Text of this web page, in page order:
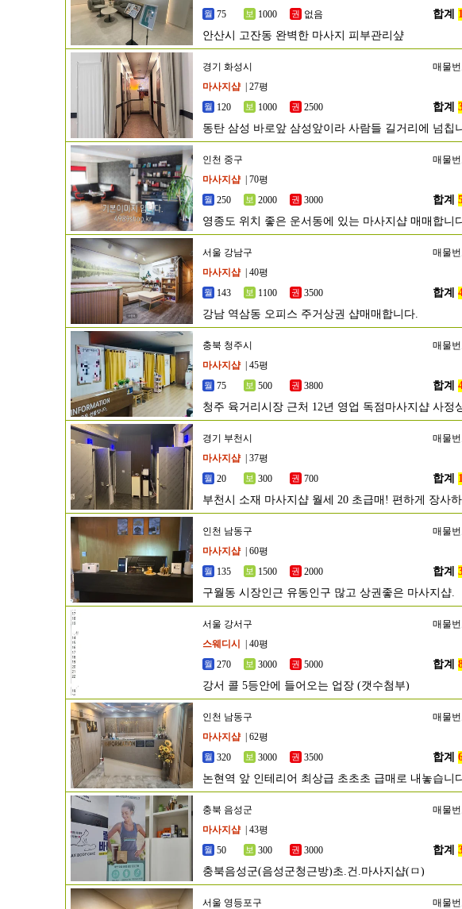
75
1000 없음 합계
안산시 고잔동 완벽한 마사지 피부관리샾
경기 화성시
매물번
마사지샵
| 27평
120
1000 2500 합계
동탄 삼성 바로앞 삼성앞이라 사람들 길거리에 넘칩
인천 중구
매물번
마사지샵
| 70평
250
2000 3000 합계
영종도 위치 좋은 운서동에 있는 마사지샵 매매합니
서울 강남구
매물번
마사지샵
| 40평
143
1100 3500 합계
강남 역삼동 오피스 주거상권 샵매매합니다.
충북 청주시
매물번
마사지샵
| 45평
75
500 3800 합계
청주 육거리시장 근처 12년 영업 독점마사지샵 사정
경기 부천시
매물번
마사지샵
| 37평
20
300 700 합계
부천시 소재 마사지샵 월세 20 초급매! 편하게 장사
인천 남동구
매물번
마사지샵
| 60평
135
1500 2000 합계
구월동 시장인근 유동인구 많고 상권좋은 마사지샵.
서울 강서구
매물번
스웨디시
| 40평
270
3000 5000 합계
강서 콜 5등안에 들어오는 업장 (갯수첨부)
인천 남동구
매물번
마사지샵
| 62평
320
3000 3500 합계
논현역 앞 인테리어 최상급 초초초 급매로 내놓습니
충북 음성군
매물번
마사지샵
| 43평
50
300 3000 합계
충북음성군(음성군청근방)초.건.마사지샵(ㅁ)
서울 영등포구
매물번